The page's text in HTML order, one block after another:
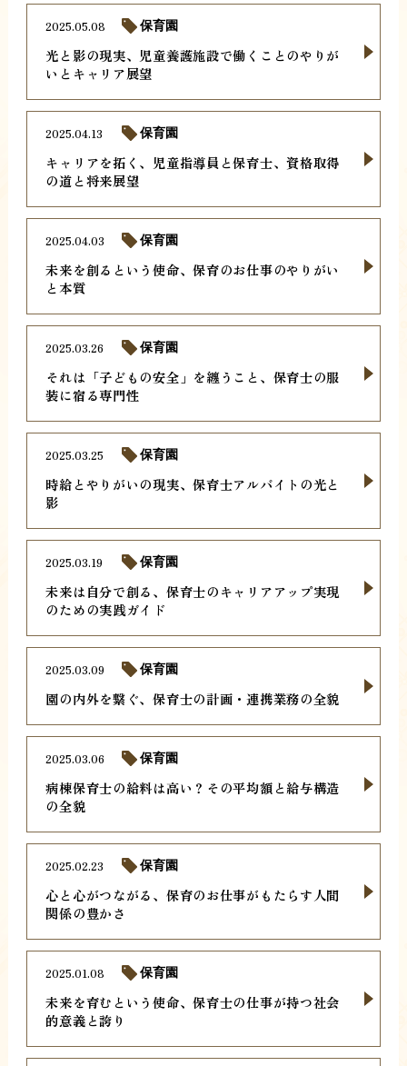
光と影の現実、児童養護施設で働くことのやりが
いとキャリア展望
2025.05.08 保育園
キャリアを拓く、児童指導員と保育士、資格取得
の道と将来展望
2025.04.13 保育園
未来を創るという使命、保育のお仕事のやりがい
と本質
2025.04.03 保育園
それは「子どもの安全」を纏うこと、保育士の服
装に宿る専門性
2025.03.26 保育園
時給とやりがいの現実、保育士アルバイトの光と
影
2025.03.25 保育園
未来は自分で創る、保育士のキャリアアップ実現
のための実践ガイド
2025.03.19 保育園
園の内外を繋ぐ、保育士の計画・連携業務の全貌
2025.03.09 保育園
病棟保育士の給料は高い？その平均額と給与構造
の全貌
2025.03.06 保育園
心と心がつながる、保育のお仕事がもたらす人間
関係の豊かさ
2025.02.23 保育園
未来を育むという使命、保育士の仕事が持つ社会
的意義と誇り
2025.01.08 保育園